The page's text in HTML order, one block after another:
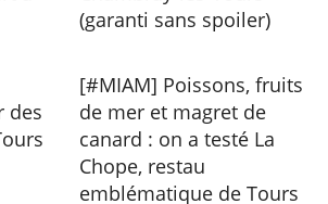
(garanti sans spoiler)
des
[#MIAM] Poissons, fruits
de mer et magret de
canard : on a testé La
Chope, restau
emblématique de Tours